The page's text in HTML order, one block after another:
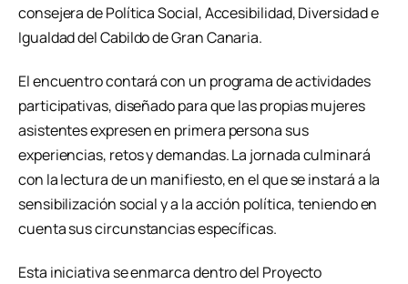
consejera de Política Social, Accesibilidad, Diversidad e
Igualdad del Cabildo de Gran Canaria.
El encuentro contará con un programa de actividades
participativas, diseñado para que las propias mujeres
asistentes expresen en primera persona sus
experiencias, retos y demandas. La jornada culminará
con la lectura de un manifiesto, en el que se instará a la
sensibilización social y a la acción política, teniendo en
cuenta sus circunstancias específicas.
Esta iniciativa se enmarca dentro del Proyecto